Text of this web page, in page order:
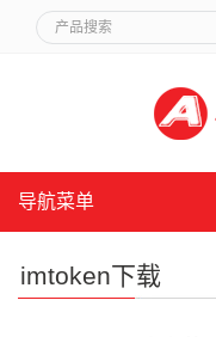
导航菜单
imtoken下载